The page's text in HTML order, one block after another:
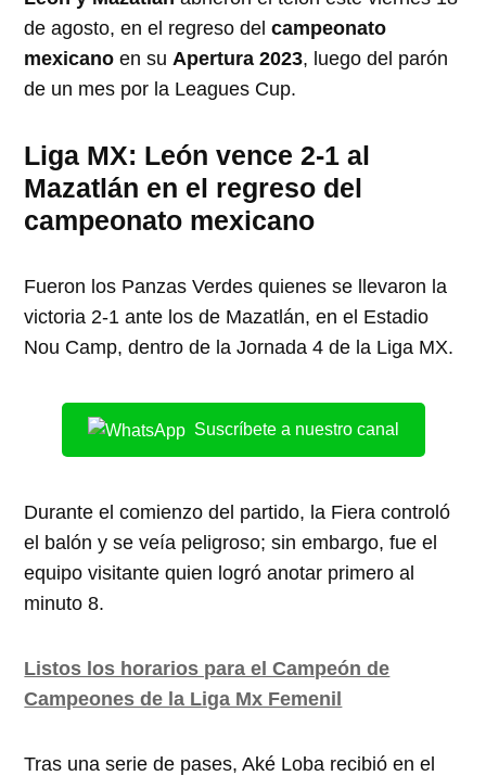
de agosto, en el regreso delcampeonato
mexicano en su Apertura 2023, luego del parón
de un mes por la Leagues Cup.
Liga MX: León vence 2-1 al
Mazatlán en el regreso del
campeonato mexicano
Fueron los Panzas Verdes quienes se llevaron la
victoria 2-1 ante los de Mazatlán, en el Estadio
Nou Camp, dentro de la Jornada 4 de la Liga MX.
Suscríbete a nuestro canal
Durante el comienzo del partido, la Fiera controló
el balón y se veía peligroso; sin embargo, fue el
equipo visitante quien logró anotar primero al
minuto 8.
Listos los horarios para el Campeón de
Campeones de la Liga Mx Femenil
Tras una serie de pases, Aké Loba recibió en el